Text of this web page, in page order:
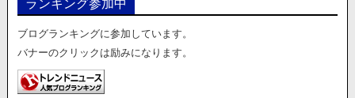
ランキング参加中
ブログランキングに参加しています。
バナーのクリックは励みになります。